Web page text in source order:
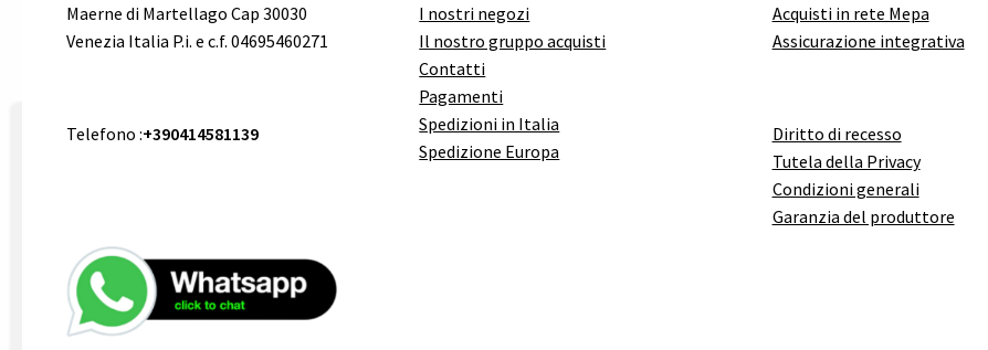
Maerne di Martellago Cap 30030
Venezia Italia P.i. e c.f. 04695460271
Telefono :+390414581139
I nostri negozi
Il nostro gruppo acquisti
Contatti
Pagamenti
Spedizioni in Italia
Spedizione Europa
Acquisti in rete Mepa
Assicurazione integrativa
Diritto di recesso
Tutela della Privacy
Condizioni generali
Garanzia del produttore